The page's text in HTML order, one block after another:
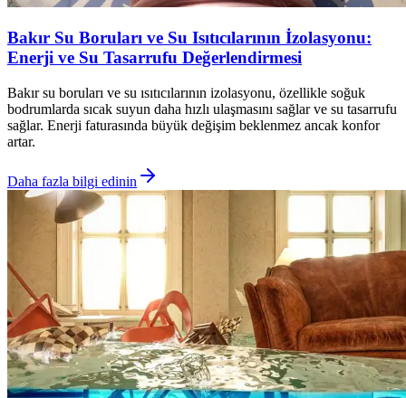
Bakır Su Boruları ve Su Isıtıcılarının İzolasyonu:
Enerji ve Su Tasarrufu Değerlendirmesi
Bakır su boruları ve su ısıtıcılarının izolasyonu, özellikle soğuk
bodrumlarda sıcak suyun daha hızlı ulaşmasını sağlar ve su tasarrufu
sağlar. Enerji faturasında büyük değişim beklenmez ancak konfor
artar.
Daha fazla bilgi edinin